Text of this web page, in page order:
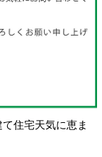
住宅天気に恵ま